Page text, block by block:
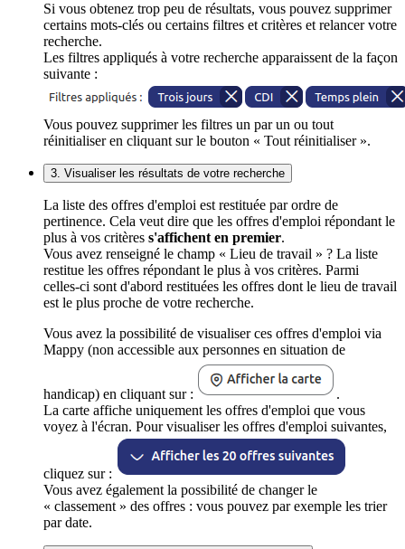
Si vous obtenez trop peu de résultats, vous pouvez supprimer
certains mots-clés ou certains filtres et critères et relancer votre
recherche.
Les filtres appliqués à votre recherche apparaissent de la façon
suivante :
Vous pouvez supprimer les filtres un par un ou tout
réinitialiser en cliquant sur le bouton « Tout réinitialiser ».
3. Visualiser les résultats de votre recherche
La liste des offres d'emploi est restituée par ordre de
pertinence. Cela veut dire que les offres d'emploi répondant le
plus à vos critères s'affichent en premier.
Vous avez renseigné le champ « Lieu de travail » ? La liste
restitue les offres répondant le plus à vos critères. Parmi
celles-ci sont d'abord restituées les offres dont le lieu de travail
est le plus proche de votre recherche.
Vous avez la possibilité de visualiser ces offres d'emploi via
Mappy (non accessible aux personnes en situation de
handicap) en cliquant sur :
.
La carte affiche uniquement les offres d'emploi que vous
voyez à l'écran. Pour visualiser les offres d'emploi suivantes,
cliquez sur :
Vous avez également la possibilité de changer le
« classement » des offres : vous pouvez par exemple les trier
par date.